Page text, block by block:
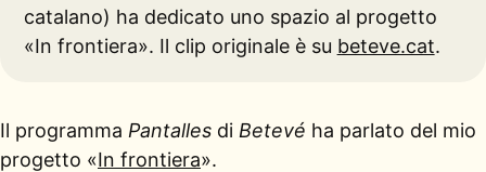
catalano) ha dedicato uno spazio al progetto
«In frontiera». Il clip originale è su beteve.cat.
Il programma Pantalles di Betevé ha parlato del mio
progetto «In frontiera».